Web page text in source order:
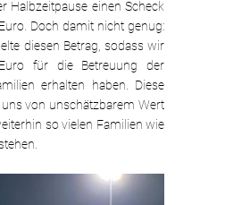
Halbzeitpause einen Scheck
Doch damit nicht genug:
diesen Betrag, sodass wir
für die Betreuung der
erhalten haben. Diese
von unschätzbarem Wert
so vielen Familien wie